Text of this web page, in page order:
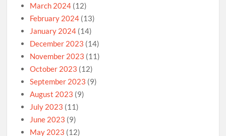
March 2024 (12)
February 2024 (13)
January 2024 (14)
December 2023 (14)
November 2023 (11)
October 2023 (12)
September 2023 (9)
August 2023 (9)
July 2023 (11)
June 2023 (9)
May 2023 (12)